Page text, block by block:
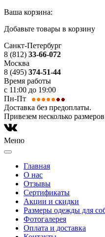
Ваша корзина:
Добавьте товары в корзину
Санкт-Петербург
8 (812) 33-66-072
Москва
8 (495) 374-51-44
Время работы
с 11:00 до 19:00
Пн-Пт
Доставка без предоплаты.
Привезем несколько
Меню
Главная
О нас
Отзывы
Сертификаты
Акции и скидки
Размеры одежды для
Фотогалерея
Оплата и доставка